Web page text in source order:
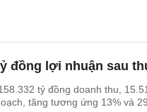
đồng lợi nhuận sau
tỷ đồng doanh thu,
tăng tương ứng 13% và